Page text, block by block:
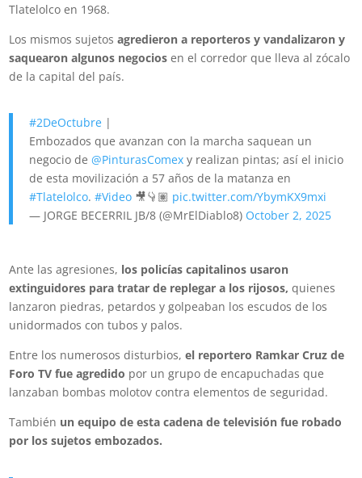
Tlatelolco en 1968.
Los mismos sujetosagredieron a reporteros y vandalizaron y
saquearon algunos negocios en el corredor que lleva al zócalo
de la capital del país.
#2DeOctubre |
Embozados que avanzan con la marcha saquean un
negocio de@PinturasComex y realizan pintas; así el inicio
de esta movilización a 57 años de la matanza en
#Tlatelolco.#Video 🎥👇🏽 pic.twitter.com/YbymKX9mxi
— JORGE BECERRIL JB/8 (@MrElDiablo8) October 2, 2025
Ante las agresiones, los policías capitalinos usaron
extinguidores para tratar de replegar a los rijosos, quienes
lanzaron piedras, petardos y golpeaban los escudos de los
unidormados con tubos y palos.
Entre los numerosos disturbios, el reportero Ramkar Cruz de
Foro TV fue agredido por un grupo de encapuchadas que
lanzaban bombas molotov contra elementos de seguridad.
También un equipo de esta cadena de televisión fue robado
por los sujetos embozados.